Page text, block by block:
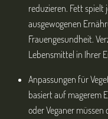
reduzieren. Fett spielt
ausgewogenen
Frauengesundheit.
Lebensmittel in Ihrer
Anpassungen für
basiert auf magerem
oder Veganer